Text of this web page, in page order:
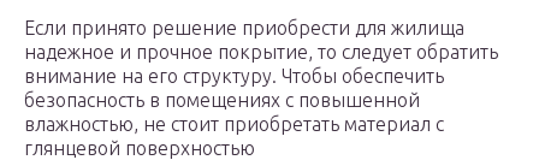
Если принято решение приобрести для жилища
надежное и прочное покрытие, то следует обратить
внимание на его структуру. Чтобы обеспечить
безопасность в помещениях с повышенной
влажностью, не стоит приобретать материал с
глянцевой поверхностью